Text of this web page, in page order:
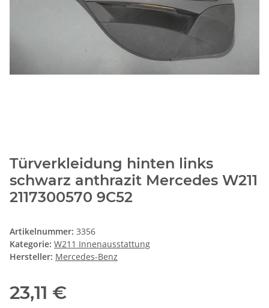
Türverkleidung hinten links
schwarz anthrazit Mercedes W211
2117300570 9C52
Artikelnummer: 3356
Kategorie: W211 Innenausstattung
Hersteller: Mercedes-Benz
23,11 €